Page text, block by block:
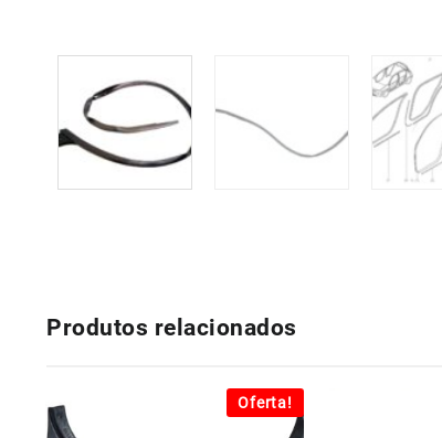
Produtos relacionados
Oferta!